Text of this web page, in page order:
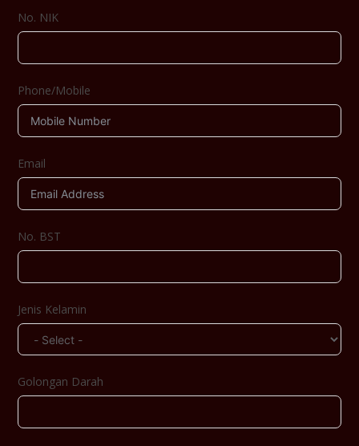
No. NIK
Phone/Mobile
Email
No. BST
Jenis Kelamin
Golongan Darah